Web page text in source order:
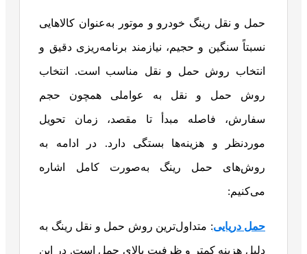
حمل و نقل رینگ خودرو و موتور به‌عنوان کالاهایی
نسبتاً سنگین و حجیم، نیازمند برنامه‌ریزی دقیق و
انتخاب روش حمل و نقل مناسب است. انتخاب
روش حمل و نقل به عواملی همچون حجم
سفارش، فاصله مبدأ تا مقصد، زمان تحویل
موردنظر و هزینه‌ها بستگی دارد. در ادامه به
روش‌های حمل رینگ به‌صورت کامل اشاره
می‌کنیم:
حمل دریایی: متداول‌ترین روش حمل و نقل رینگ به
دلیل هزینه کمتر و ظرفیت بالای حمل است. در این